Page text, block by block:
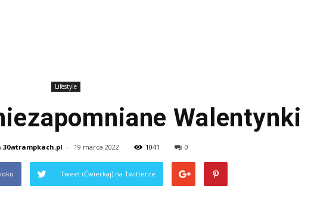
Lifestyle
Walentynki
30wtrampkach.pl - 19 marca 2022 1041 0
Tweet (Ćwierkaj) na Twitterze